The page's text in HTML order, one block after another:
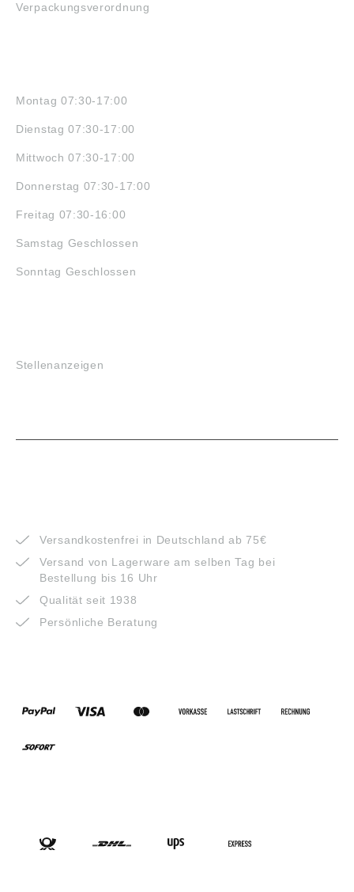
Verpackungsverordnung
Montag 07:30-17:00
Dienstag 07:30-17:00
Mittwoch 07:30-17:00
Donnerstag 07:30-17:00
Freitag 07:30-16:00
Samstag Geschlossen
Sonntag Geschlossen
Stellenanzeigen
Versandkostenfrei in Deutschland ab 75€
Versand von Lagerware am selben Tag bei
Bestellung bis 16 Uhr
Qualität seit 1938
Persönliche Beratung